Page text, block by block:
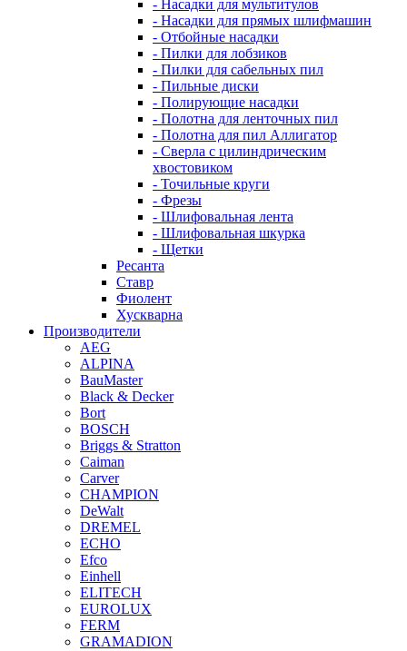
- Насадки для мультитулов
- Насадки для прямых шлифмашин
- Отбойные насадки
- Пилки для лобзиков
- Пилки для сабельных пил
- Пильные диски
- Полирующие насадки
- Полотна для ленточных пил
- Полотна для пил Аллигатор
- Сверла с цилиндрическим
хвостовиком
- Точильные круги
- Фрезы
- Шлифовальная лента
- Шлифовальная шкурка
- Щетки
Ресанта
Ставр
Фиолент
Хускварна
Производители
AEG
ALPINA
BauMaster
Black & Decker
Bort
BOSCH
Briggs & Stratton
Caiman
Carver
CHAMPION
DeWalt
DREMEL
ECHO
Efco
Einhell
ELITECH
EUROLUX
FERM
GRAMADION